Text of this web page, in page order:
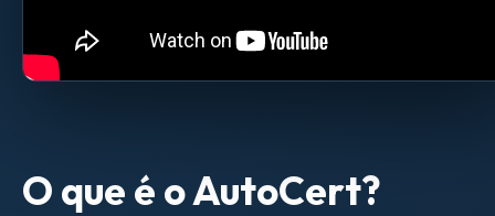
O que é o AutoCert?